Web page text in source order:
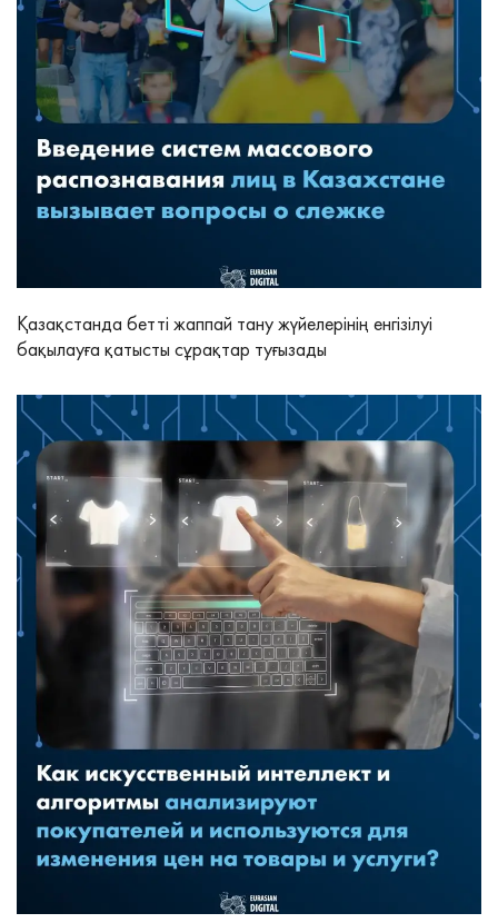
Қазақстанда бетті жаппай тану жүйелерінің енгізілуі
бақылауға қатысты сұрақтар туғызады